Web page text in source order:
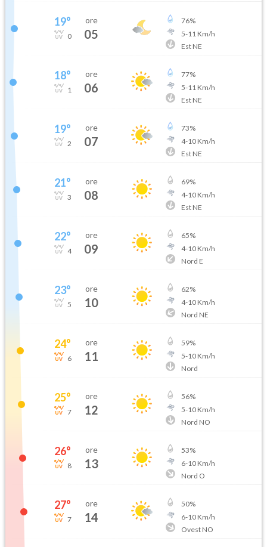
19°
0
ore
05
76%
5-11 Km/h
Est NE
18°
1
ore
06
77%
5-11 Km/h
Est NE
19°
2
ore
07
73%
4-10Km/h
Est NE
21°
3
ore
08
69%
4-10Km/h
Est NE
22°
4
ore
09
65%
4-10Km/h
Nord E
23°
5
ore
10
62%
4-10Km/h
Nord NE
24°
6
ore
11
59%
5-10Km/h
Nord
25°
7
ore
12
56%
5-10Km/h
Nord NO
26°
8
ore
13
53%
6-10Km/h
Nord O
27°
7
ore
14
50%
6-10Km/h
Ovest NO